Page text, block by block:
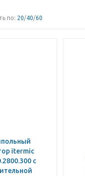
по: 20/40/60
itermic
с